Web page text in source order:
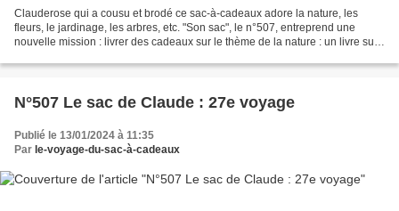
Clauderose qui a cousu et brodé ce sac-à-cadeaux adore la nature, les
fleurs, le jardinage, les arbres, etc. "Son sac", le n°507, entreprend une
nouvelle mission : livrer des cadeaux sur le thème de la nature : un livre sur
N°507 Le sac de Claude : 27e voyage
Publié le 13/01/2024 à 11:35
Par le-voyage-du-sac-à-cadeaux